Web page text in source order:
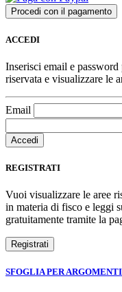
ACCEDI
Inserisci email e password
riservata e visualizzare le
Email
REGISTRATI
Vuoi visualizzare le aree
in materia di fisco e leggi
gratuitamente tramite la
SFOGLIA PER ARGOMENTI